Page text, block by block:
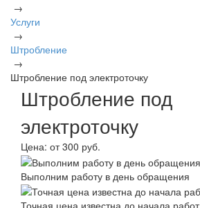
→
Услуги
→
Штробление
→
Штробление под электроточку
Штробление под
электроточку
Цена: от 300 руб.
Выполним работу в день обращения
Точная цена известна до начала работ